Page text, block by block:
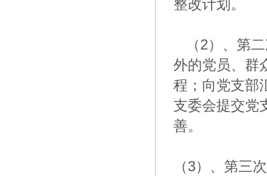
整改计划。
（2）、第二
外的党员、群
程；向党支部
支委会提交党
善。
（3）、第三